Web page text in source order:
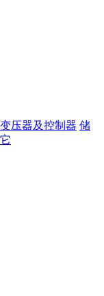
压器及控制器 储